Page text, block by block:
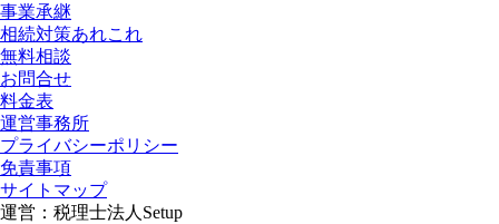
事業承継
相続対策あれこれ
無料相談
お問合せ
料金表
運営事務所
プライバシーポリシー
免責事項
サイトマップ
運営：税理士法人Setup